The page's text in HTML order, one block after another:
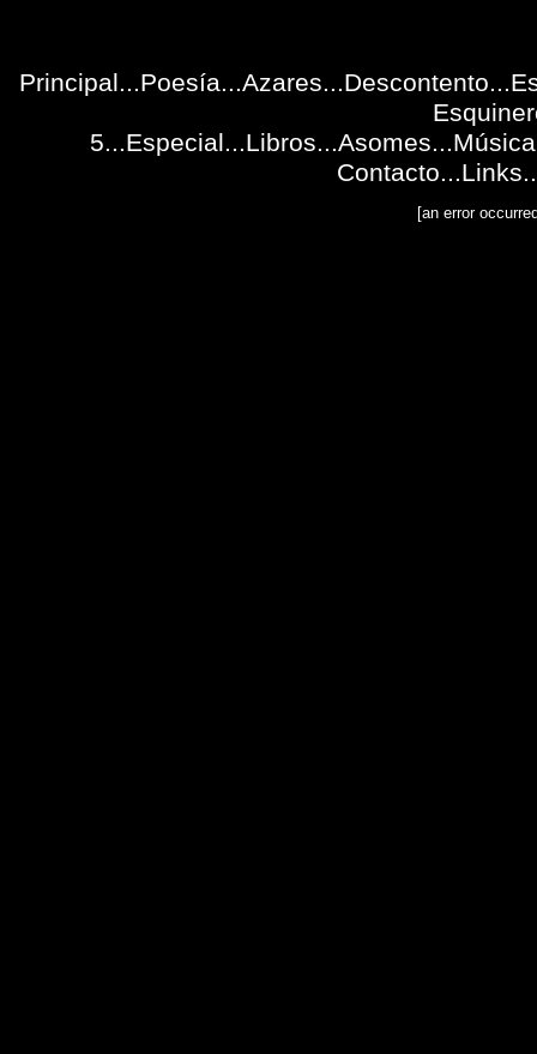
Principal...Poesía...Azares...Descontento
5...Especial...Libros...Asomes...Música
Contacto...Links
[an error